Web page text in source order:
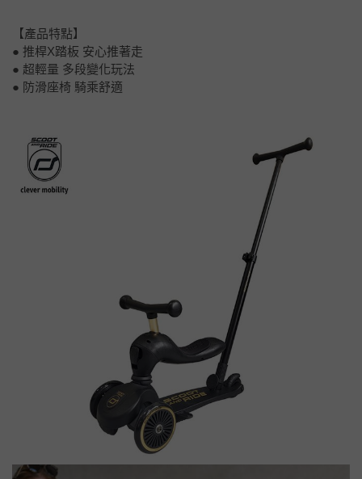
【產品特點】
● 推桿X踏板 安心推著走
● 超輕量 多段變化玩法
● 防滑座椅 騎乘舒適